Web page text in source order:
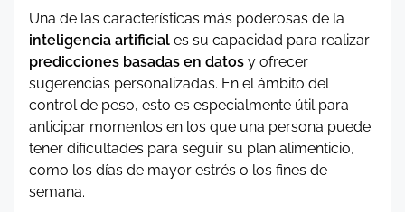
Una de las características más poderosas de la
inteligencia artificial es su capacidad para realizar
predicciones basadas en datos y ofrecer
sugerencias personalizadas. En el ámbito del
control de peso, esto es especialmente útil para
anticipar momentos en los que una persona puede
tener dificultades para seguir su plan alimenticio,
como los días de mayor estrés o los fines de
semana.